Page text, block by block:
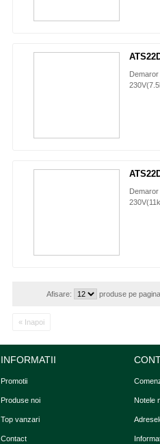
Afisare: produse pe pagina
« Inapoi
INFORMATII
Promotii
Produse noi
Top vanzari
Contact
Notele